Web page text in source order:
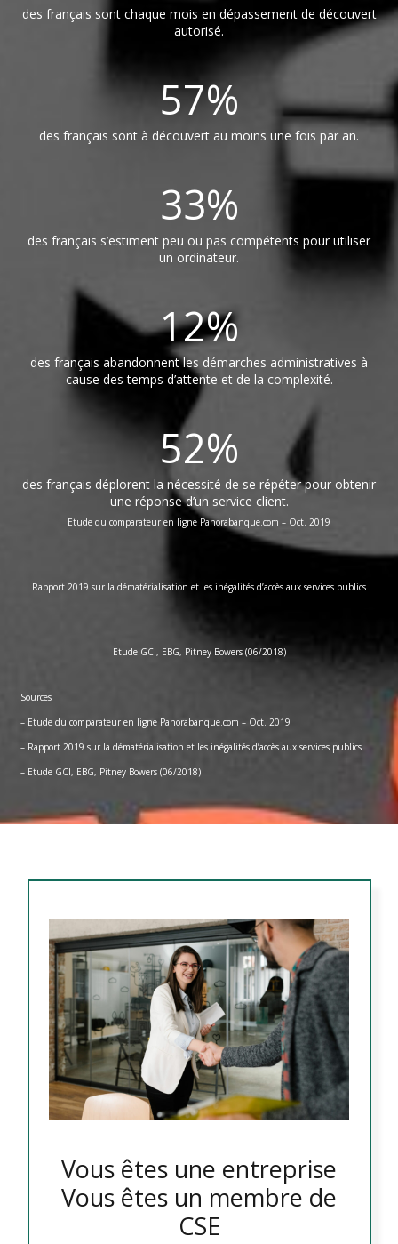
des français sont chaque mois en dépassement de découvert
autorisé.
57%
des français sont à découvert au moins une fois par an.
33%
des français s’estiment peu ou pas compétents pour utiliser
un ordinateur.
12%
des français abandonnent les démarches administratives à
cause des temps d’attente et de la complexité.
52%
des français déplorent la nécessité de se répéter pour obtenir
une réponse d’un service client.
Etude du comparateur en ligne Panorabanque.com – Oct. 2019
Rapport 2019 sur la dématérialisation et les inégalités d’accès aux services publics
Etude GCI, EBG, Pitney Bowers (06/2018)
Sources
– Etude du comparateur en ligne Panorabanque.com – Oct. 2019
– Rapport 2019 sur la dématérialisation et les inégalités d’accès aux services publics
– Etude GCI, EBG, Pitney Bowers (06/2018)
Vous êtes une entreprise
Vous êtes un membre de
CSE